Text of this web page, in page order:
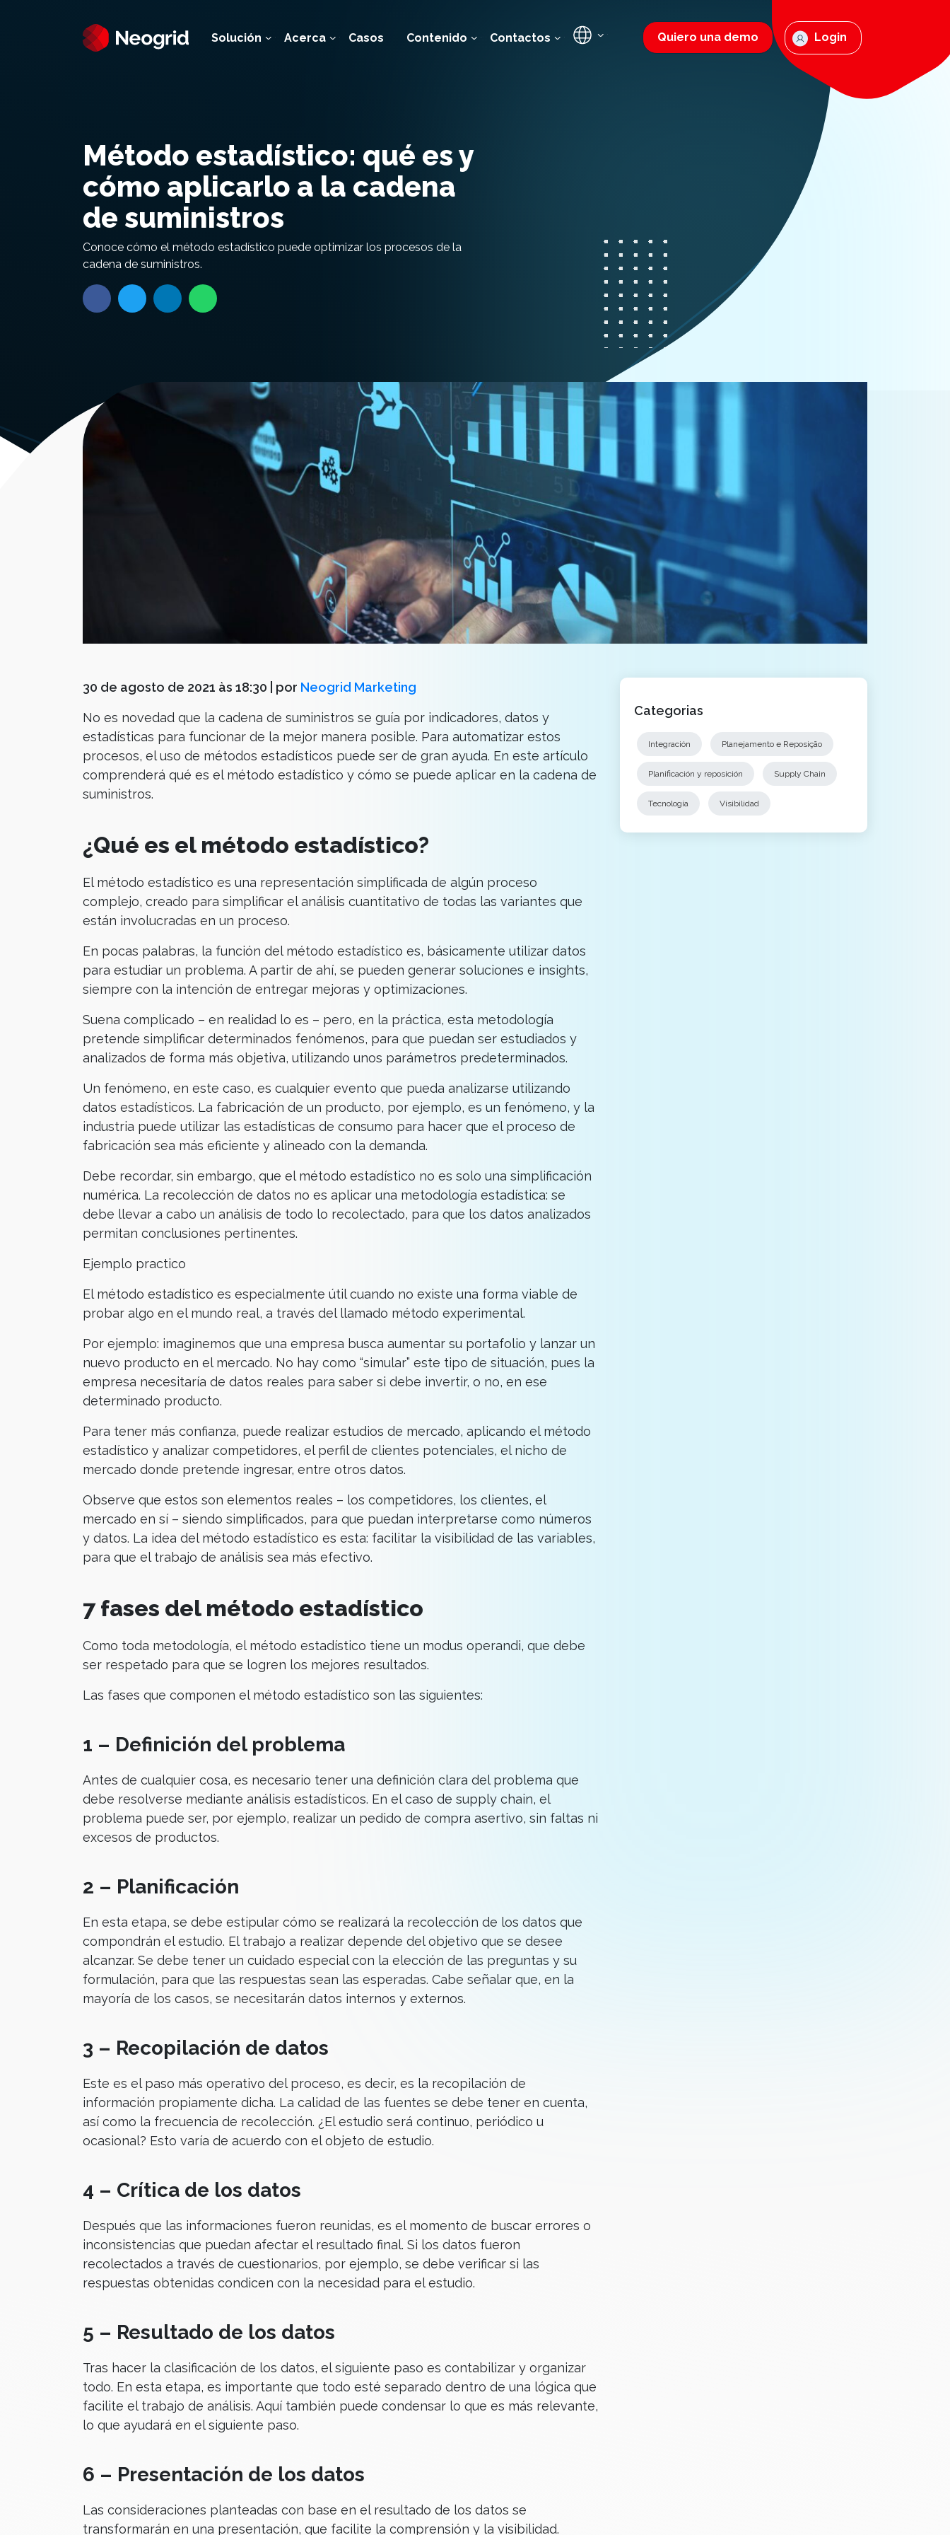
Solución Acerca Casos Contenido Contactos Quiero una demo Login
Método estadístico: qué es y
cómo aplicarlo a la cadena
de suministros
Conoce cómo el método estadístico puede optimizar los procesos de la
cadena de suministros.
30 de agosto de 2021 às 18:30 | por Neogrid Marketing
No es novedad que la cadena de suministros se guía por indicadores, datos y
estadísticas para funcionar de la mejor manera posible. Para automatizar estos
procesos, el uso de métodos estadísticos puede ser de gran ayuda. En este artículo
comprenderá qué es el método estadístico y cómo se puede aplicar en la cadena de
suministros.
¿Qué es el método estadístico?
El método estadístico es una representación simplificada de algún proceso
complejo, creado para simplificar el análisis cuantitativo de todas las variantes que
están involucradas en un proceso.
En pocas palabras, la función del método estadístico es, básicamente utilizar datos
para estudiar un problema. A partir de ahí, se pueden generar soluciones e insights,
siempre con la intención de entregar mejoras y optimizaciones.
Suena complicado – en realidad lo es – pero, en la práctica, esta metodología
pretende simplificar determinados fenómenos, para que puedan ser estudiados y
analizados de forma más objetiva, utilizando unos parámetros predeterminados.
Un fenómeno, en este caso, es cualquier evento que pueda analizarse utilizando
datos estadísticos. La fabricación de un producto, por ejemplo, es un fenómeno, y la
industria puede utilizar las estadísticas de consumo para hacer que el proceso de
fabricación sea más eficiente y alineado con la demanda.
Debe recordar, sin embargo, que el método estadístico no es solo una simplificación
numérica. La recolección de datos no es aplicar una metodología estadística: se
debe llevar a cabo un análisis de todo lo recolectado, para que los datos analizados
permitan conclusiones pertinentes.
Ejemplo practico
El método estadístico es especialmente útil cuando no existe una forma viable de
probar algo en el mundo real, a través del llamado método experimental.
Por ejemplo: imaginemos que una empresa busca aumentar su portafolio y lanzar un
nuevo producto en el mercado. No hay como “simular” este tipo de situación, pues la
empresa necesitaría de datos reales para saber si debe invertir, o no, en ese
determinado producto.
Para tener más confianza, puede realizar estudios de mercado, aplicando el método
estadístico y analizar competidores, el perfil de clientes potenciales, el nicho de
mercado donde pretende ingresar, entre otros datos.
Observe que estos son elementos reales – los competidores, los clientes, el
mercado en sí – siendo simplificados, para que puedan interpretarse como números
y datos. La idea del método estadístico es esta: facilitar la visibilidad de las variables,
para que el trabajo de análisis sea más efectivo.
7 fases del método estadístico
Como toda metodología, el método estadístico tiene un modus operandi, que debe
ser respetado para que se logren los mejores resultados.
Las fases que componen el método estadístico son las siguientes:
1 – Definición del problema
Antes de cualquier cosa, es necesario tener una definición clara del problema que
debe resolverse mediante análisis estadísticos. En el caso de supply chain, el
problema puede ser, por ejemplo, realizar un pedido de compra asertivo, sin faltas ni
excesos de productos.
2 – Planificación
En esta etapa, se debe estipular cómo se realizará la recolección de los datos que
compondrán el estudio. El trabajo a realizar depende del objetivo que se desee
alcanzar. Se debe tener un cuidado especial con la elección de las preguntas y su
formulación, para que las respuestas sean las esperadas. Cabe señalar que, en la
mayoría de los casos, se necesitarán datos internos y externos.
3 – Recopilación de datos
Este es el paso más operativo del proceso, es decir, es la recopilación de
información propiamente dicha. La calidad de las fuentes se debe tener en cuenta,
así como la frecuencia de recolección. ¿El estudio será continuo, periódico u
ocasional? Esto varía de acuerdo con el objeto de estudio.
4 – Crítica de los datos
Después que las informaciones fueron reunidas, es el momento de buscar errores o
inconsistencias que puedan afectar el resultado final. Si los datos fueron
recolectados a través de cuestionarios, por ejemplo, se debe verificar si las
respuestas obtenidas condicen con la necesidad para el estudio.
5 – Resultado de los datos
Tras hacer la clasificación de los datos, el siguiente paso es contabilizar y organizar
todo. En esta etapa, es importante que todo esté separado dentro de una lógica que
facilite el trabajo de análisis. Aquí también puede condensar lo que es más relevante,
lo que ayudará en el siguiente paso.
6 – Presentación de los datos
Las consideraciones planteadas con base en el resultado de los datos se
transformarán en una presentación, que facilite la comprensión y la visibilidad.
Categorias
Integración Planejamento e Reposição
Planificación y reposición Supply Chain
Tecnología Visibilidad